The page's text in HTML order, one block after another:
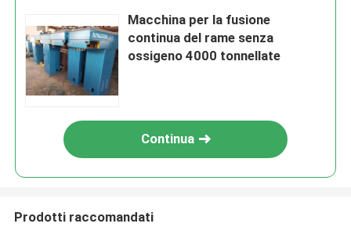
Macchina per la fusione
continua del rame senza
ossigeno 4000 tonnellate
Continua
Prodotti raccomandati